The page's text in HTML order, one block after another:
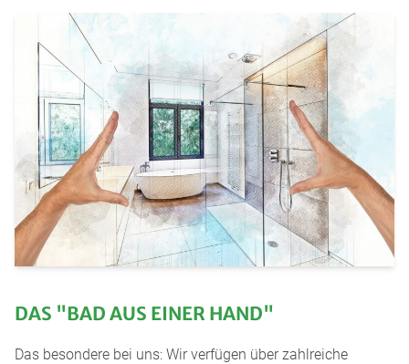
DAS "BAD AUS EINER HAND"
Das besondere bei uns: Wir verfügen über zahlreiche